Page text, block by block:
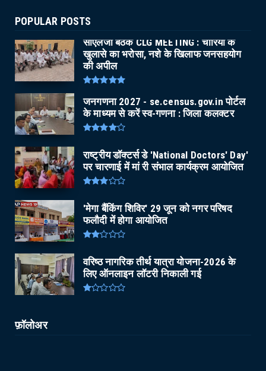
POPULAR POSTS
सीएलजी बैठक CLG MEETING : चोरियों के
खुलासे का भरोसा, नशे के खिलाफ जनसहयोग
की अपील
जनगणना 2027 - se.census.gov.in पोर्टल
के माध्यम से करें स्व-गणना : जिला कलक्टर
राष्ट्रीय डॉक्टर्स डे 'National Doctors' Day'
पर चारणाई में मां री संभाल कार्यक्रम आयोजित
'मेगा बैंकिंग शिविर' 29 जून को नगर परिषद
फलौदी में होगा आयोजित
वरिष्ठ नागरिक तीर्थ यात्रा योजना-2026 के
लिए ऑनलाइन लॉटरी निकाली गई
फ़ॉलोअर